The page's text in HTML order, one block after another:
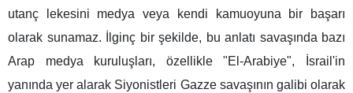
utanç lekesini medya veya kendi kamuoyuna bir başarı
olarak sunamaz. İlginç bir şekilde, bu anlatı savaşında bazı
Arap medya kuruluşları, özellikle "El-Arabiye", İsrail'in
yanında yer alarak Siyonistleri Gazze savaşının galibi olarak